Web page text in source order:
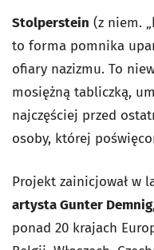
Stolperstein (z niem.
to forma pomnika
ofiary nazizmu. To
mosiężną tabliczką,
najczęściej przed
osoby, której
Projekt zainicjował w
artysta Gunter Demnig
ponad 20 krajach